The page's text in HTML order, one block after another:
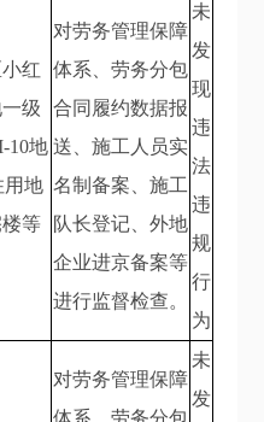
红
级
10地
用地
等
对劳务管理保障
体系、劳务分包
合同履约数据报
送、施工人员实
名制备案、施工
队长登记、外地
企业进京备案等
进行监督检查。
未
发
现
违
法
违
规
行
为
对劳务管理保障
未
发